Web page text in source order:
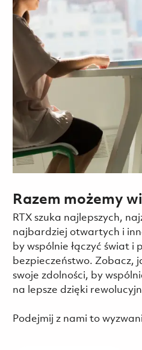
Razem możemy
RTX szuka najlepszych,
najbardziej otwartych i
by wspólnie łączyć świat i
bezpieczeństwo. Zobacz,
swoje zdolności, by
na lepsze dzięki
Podejmij z nami to